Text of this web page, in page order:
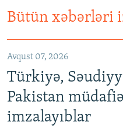
Bütün xəbərləri
Avqust 07, 2026
Türkiyə,
Pakistan
imzalayıblar